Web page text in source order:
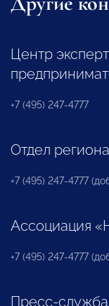
Центр
+7 (495) 247-4777
Отдел
+7 (495) 247-4777
Ассоциация
+7 (495) 247-4777
Пресс-служба